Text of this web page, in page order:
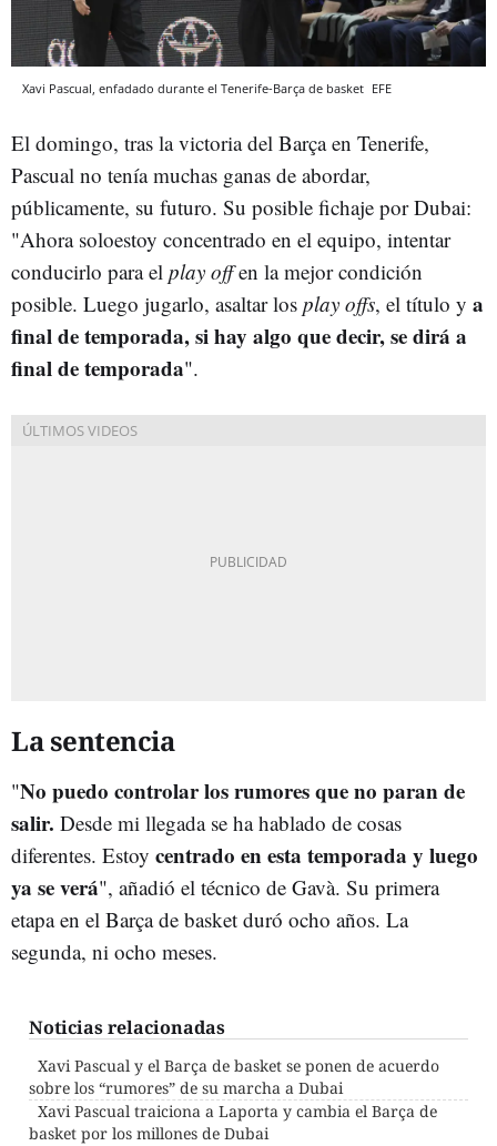
Xavi Pascual, enfadado durante el Tenerife-Barça de basket EFE
El domingo, tras la victoria del Barça en Tenerife,
Pascual no tenía muchas ganas de abordar,
públicamente, su futuro. Su posible fichaje por Dubai:
"Ahora soloestoy concentrado en el equipo, intentar
conducirlo para el play offen la mejor condición
posible. Luego jugarlo, asaltar los play offs, el título y a
final de temporada, si hay algo que decir, se dirá a
final de temporada".
La sentencia
"No puedo controlar los rumores que no paran de
salir. Desde mi llegada se ha hablado de cosas
diferentes. Estoy centrado en esta temporada y luego
ya se verá", añadió el técnico de Gavà. Su primera
etapa en el Barça de basket duró ocho años. La
segunda, ni ocho meses.
Noticias relacionadas
Xavi Pascual y el Barça de basket se ponen de acuerdo
sobre los “rumores” de su marcha a Dubai
Xavi Pascual traiciona a Laporta y cambia el Barça de
basket por los millones de Dubai